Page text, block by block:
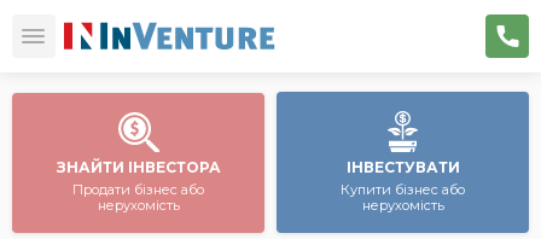
ЗНАЙТИ ІНВЕСТОРА
Продати бізнес або
нерухомість
ІНВЕСТУВАТИ
Купити бізнес або
нерухомість